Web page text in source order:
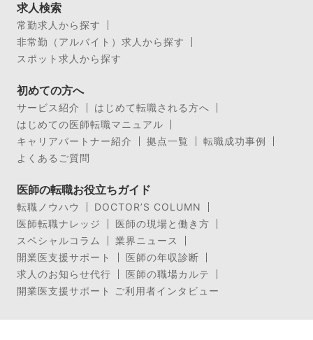
求人検索
常勤求人から探す
非常勤（アルバイト）求人から探す
スポット求人から探す
初めての方へ
サービス紹介
はじめて転職される方へ
はじめての医師転職マニュアル
キャリアパートナー紹介
拠点一覧
転職成功事例
よくあるご質問
医師の転職お役立ちガイド
転職ノウハウ
DOCTOR’S COLUMN
医師転職ナレッジ
医師の現場と働き方
スペシャルコラム
業界ニュース
開業医支援サポート
医師の年収診断
求人のお知らせ代行
医師の職場カルテ
開業医支援サポート ご利用者インタビュー